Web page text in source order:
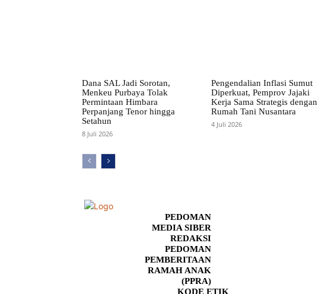
Dana SAL Jadi Sorotan,
Menkeu Purbaya Tolak
Permintaan Himbara
Perpanjang Tenor hingga
Setahun
8 Juli 2026
Pengendalian Inflasi Sumut
Diperkuat, Pemprov Jajaki
Kerja Sama Strategis dengan
Rumah Tani Nusantara
4 Juli 2026
PEDOMAN
MEDIA SIBER
REDAKSI
PEDOMAN
PEMBERITAAN
RAMAH ANAK
(PPRA)
KODE ETIK